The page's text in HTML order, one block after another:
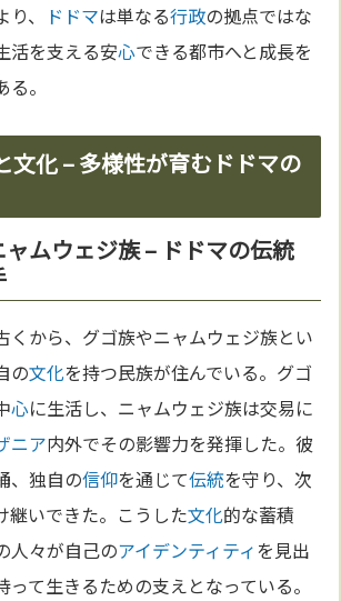
、
ドドマは単なる行政の拠点ではな
活を支える安心できる都市へと成長を
。
文化 – 多様性が育むドドマの
ムウェジ族 – ドドマの伝統
くから、グゴ族やニャムウェジ族とい
の文化を持つ民族が住んでいる。グゴ
心に生活し、ニャムウェジ族は交易に
ニア内外でその影響力を発揮した。彼
、独自の信仰を通じて伝統を守り、次
継いできた。こうした文化的な蓄積
人々が自己のアイデンティティを見出
って生きるための支えとなっている。